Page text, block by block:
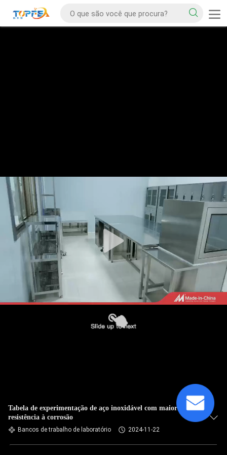
Tabela de experimentação de aço inoxidável com maior
resistência à corrosão
Bancos de trabalho de laboratório 2024-11-22